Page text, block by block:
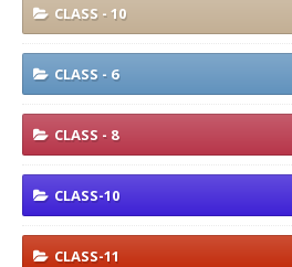
CLASS - 10
CLASS - 6
CLASS - 8
CLASS-10
CLASS-11